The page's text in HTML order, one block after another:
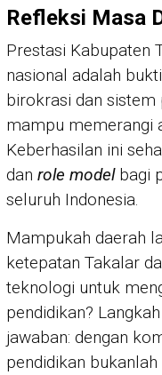
Refleksi Masa
Prestasi Kabupaten
nasional adalah
birokrasi dan sistem
mampu memerangi
Keberhasilan ini
dan role modelbagi
seluruh Indonesia.
Mampukah daerah
ketepatan Takalar
teknologi untuk
pendidikan?
jawaban: dengan
pendidikan